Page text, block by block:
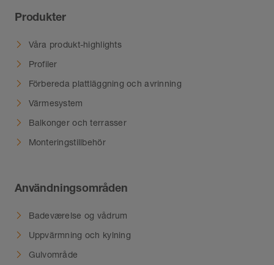
Produkter
Våra produkt-highlights
Profiler
Förbereda plattläggning och avrinning
Värmesystem
Balkonger och terrasser
Monteringstillbehör
Användningsområden
Badeværelse og vådrum
Uppvärmning och kylning
Gulvområde